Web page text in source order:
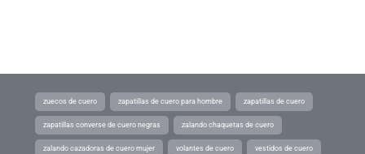
zuecos de cuero zapatillas de cuero para hombre zapatillas de cuero
zapatillas converse de cuero negras zalando chaquetas de cuero
zalando cazadoras de cuero mujer volantes de cuero vestidos de cuero